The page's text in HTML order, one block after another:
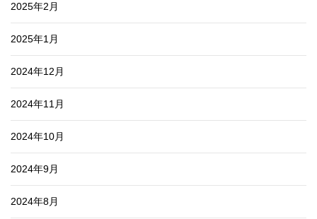
2025年2月
2025年1月
2024年12月
2024年11月
2024年10月
2024年9月
2024年8月